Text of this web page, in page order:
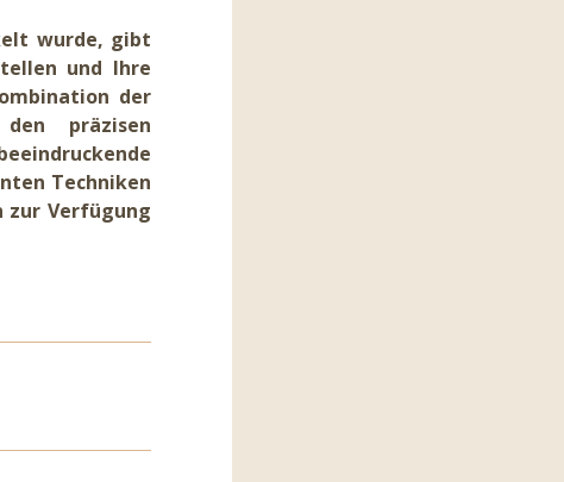
wurde, gibt
und Ihre
der
präzisen
Techniken
zur Verfügung